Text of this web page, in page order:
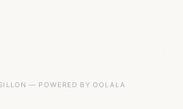
— POWERED BY OOLALA